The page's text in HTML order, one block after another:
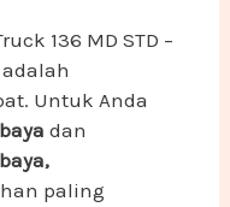
136 MD STD –
Untuk Anda
dan
paling